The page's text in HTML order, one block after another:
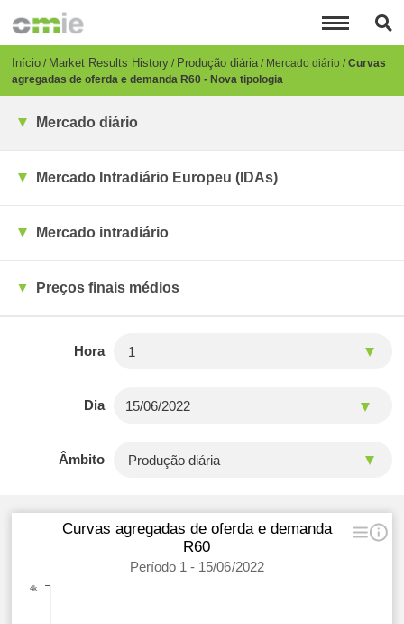
para
conteúdo
Breadcrumb
Início Market Results History Produção diária Mercado diário Curvas
agregadas de oferda e demanda R60 - Nova tipologia
Mercado diário
Mercado Intradiário Europeu (IDAs)
Mercado intradiário
Preços finais médios
Hora
Dia
Âmbito
Curvas agregadas de oferda e demanda
R60
Período 1 - 15/06/2022
4k